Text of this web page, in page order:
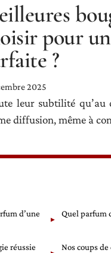
pour
?
2025
leur subtilité
diffusion, même à
d’une
Quel parfum
réussie
Nos coups